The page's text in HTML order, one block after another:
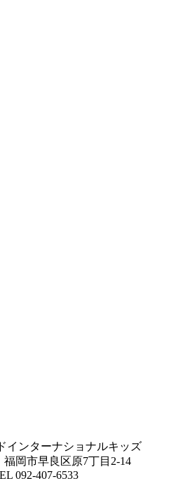
インターナショナルキッズ
岡市早良区原7丁目2-14
092-407-6533